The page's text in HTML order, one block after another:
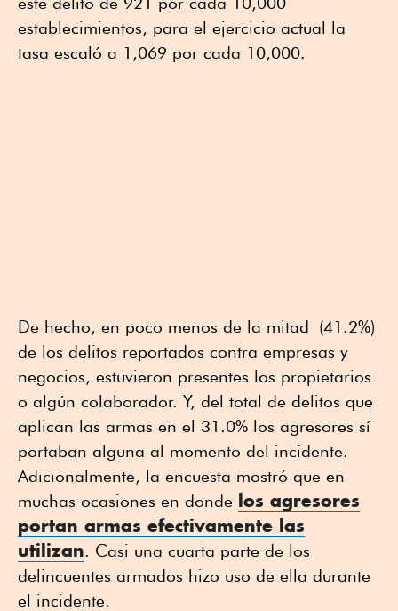
establecimientos, para el ejercicio actual la
tasa escaló a 1,069 por cada 10,000.
De hecho, en poco menos de la mitad (41.2%)
de los delitos reportados contra empresas y
negocios, estuvieron presentes los propietarios
o algún colaborador. Y, del total de delitos que
aplican las armas en el 31.0% los agresores sí
portaban alguna al momento del incidente.
Adicionalmente, la encuesta mostró que en
muchas ocasiones en donde los agresores
portan armas efectivamente las
utilizan. Casi una cuarta parte de los
delincuentes armados hizo uso de ella durante
el incidente.